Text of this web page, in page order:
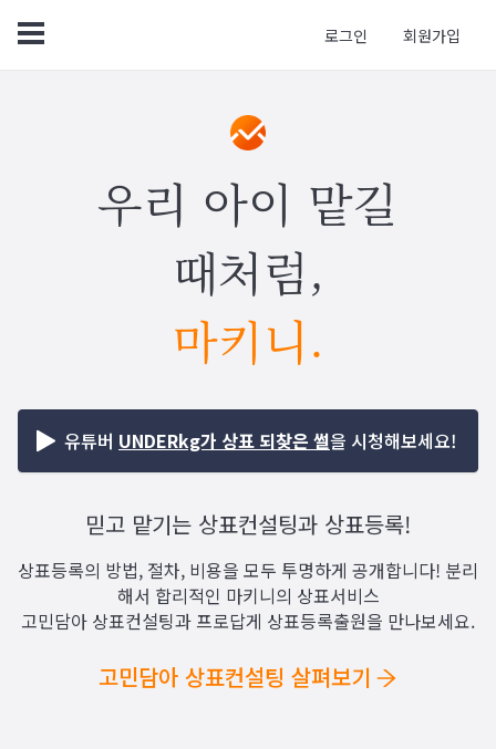
로그인 회원가입
우리 아이 맡길
때처럼,
마키니.
유튜버 UNDERkg가 상표 되찾은 썰을 시청해보세요!
믿고 맡기는 상표컨설팅과 상표등록!
상표등록의 방법, 절차, 비용을 모두 투명하게 공개합니다! 분리
해서 합리적인 마키니의 상표서비스
고민담아 상표컨설팅과 프로답게 상표등록출원을 만나보세요.
고민담아 상표컨설팅 살펴보기